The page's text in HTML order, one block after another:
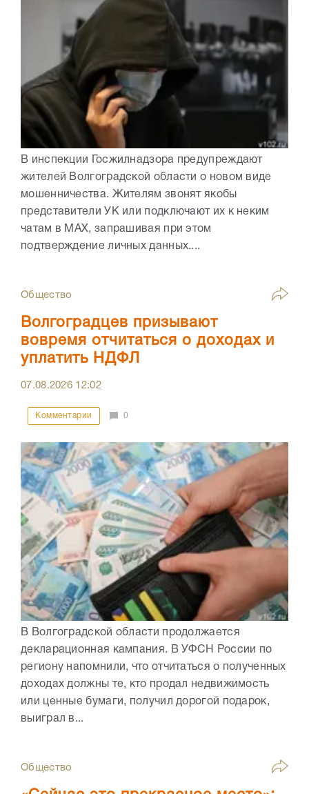
В инспекции Госжилнадзора предупреждают
жителей Волгоградской области о новом виде
мошенничества. Жителям звонят якобы
представители УК или подключают их к неким
чатам в МАХ, запрашивая при этом
подтверждение личных данных....
Общество
Волгоградцев призывают
вовремя отчитаться о доходах и
уплатить НДФЛ
07.08.2026 12:02
Комментарии 0
В Волгоградской области продолжается
декларационная кампания. В УФСН России по
региону напомнили, что отчитаться о полученных
доходах должны те, кто продал недвижимость
или ценные бумаги, получил дорогой подарок,
выиграл в...
Общество